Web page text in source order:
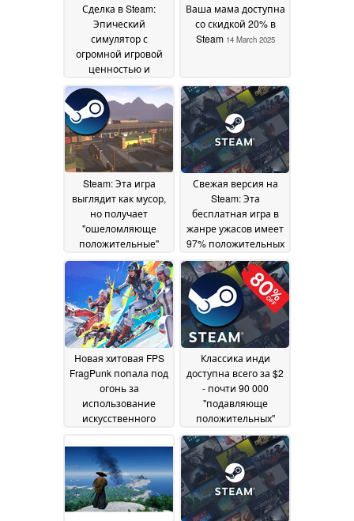
Сделка в Steam:
Эпический
симулятор с
огромной игровой
ценностью и
захватывающим
сюжетом получает
скидку 80%
2025
Ваша мама доступна
со скидкой 20% в
Steam 14 March 2025
Steam: Эта игра
выглядит как мусор,
но получает
"ошеломляюще
положительные"
отзывы12 March 2025
Свежая версия на
Steam: Эта
бесплатная игра в
жанре ужасов имеет
97% положительных
оценок12 March 2025
Новая хитовая FPS
FragPunk попала под
огонь за
использование
искусственного
раскрытия
информации в Steam
12 March 2025
Классика инди
доступна всего за $2
- почти 90 000
"подавляюще
положительных"
отзывов в Steam11
March 2025